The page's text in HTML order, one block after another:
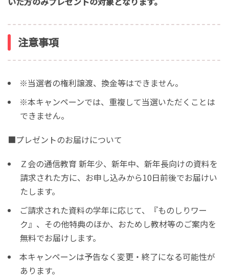
注意事項
※当選者の権利譲渡、換金等はできません。
※本キャンペーンでは、重複して当選いただくことは
できません。
■プレゼントのお届けについて
Ｚ会の通信教育 新年少、新年中、新年長向けの資料を
請求された方に、お申し込みから10日前後でお届けい
たします。
ご請求された資料の学年に応じて、『ものしりワー
ク』、その他特典のほか、おためし教材等のご案内を
無料でお届けします。
本キャンペーンは予告なく変更・終了になる可能性が
あります。